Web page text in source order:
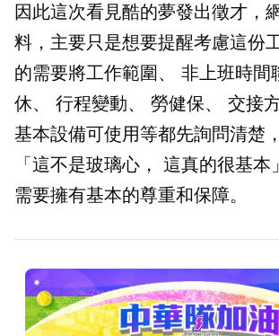
因此這次看見酷的夢發出徵才，
料，主要只是想要提醒考慮這份
的需要將工作範圍、 非上班時間
休、 行程變動、 勞健保、 交接
基本設備可使用等都先詢問清楚
「這不是玻璃心， 這真的很基
需要擁有基本的尊重和保障。